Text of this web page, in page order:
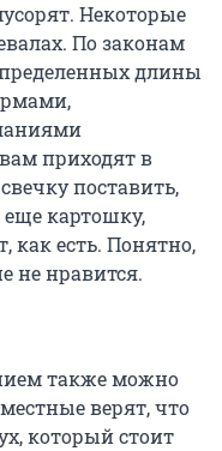
Некоторые
По законам
длины
приходят в
поставить,
еще картошку,
как есть. Понятно,
не нравится.
также можно
верят, что
который стоит